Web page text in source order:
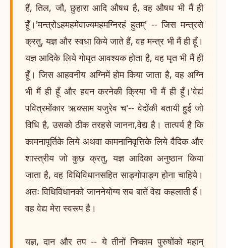
हैं, तिल, जौ, छुहारा आदि औषध है, वह औषध भी मैं ही
हूँ।'मन्त्रोऽहमहमेवाज्यमहमग्निरहं हुतम्' -- जिस मन्त्रसे
क्रतु, यज्ञ और स्वधा किये जाते हैं, वह मन्त्र भी मैं ही हूँ।
यज्ञ आदिके लिये गोघृत आवश्यक होता है, वह घृत भी मैं ही
हूँ। जिस आहवनीय अग्निमें होम किया जाता है, वह अग्नि
भी मैं ही हूँ और हवन करनेकी क्रिया भी मैं ही हूँ।'वेद्यं
पवित्रमोंकार ऋक्साम यजुरेव च'-- वेदोंकी बतायी हुई जो
विधि है, उसको ठीक तरहसे जानना,वेद्य है। तात्पर्य है कि
कामनापूर्तिके लिये अथवा कामनानिवृत्तिके लिये वैदिक और
शास्त्रीय जो कुछ क्रतु, यज्ञ आदिका अनुष्ठान किया
जाता है, वह विधिविधानसहित साङ्गोपाङ्ग होना चाहिये।
अतः विधिविधानको जाननेयोग्य सब बातें वेद्य कहलाती हैं।
वह वेद्य मेरा स्वरूप है।
यज्ञ, दान और तप -- ये तीनों निष्काम पुरुषोंको महान्